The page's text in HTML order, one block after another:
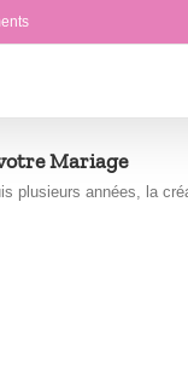
Mariage
plusieurs années, la